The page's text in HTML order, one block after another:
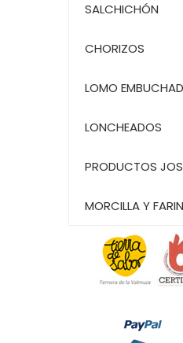
SALCHICHÓN
CHORIZOS
LOMO
LONCHEADOS
PRODUCTOS
MORCILLA Y